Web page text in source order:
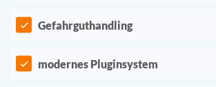
Gefahrguthandling
modernes Pluginsystem